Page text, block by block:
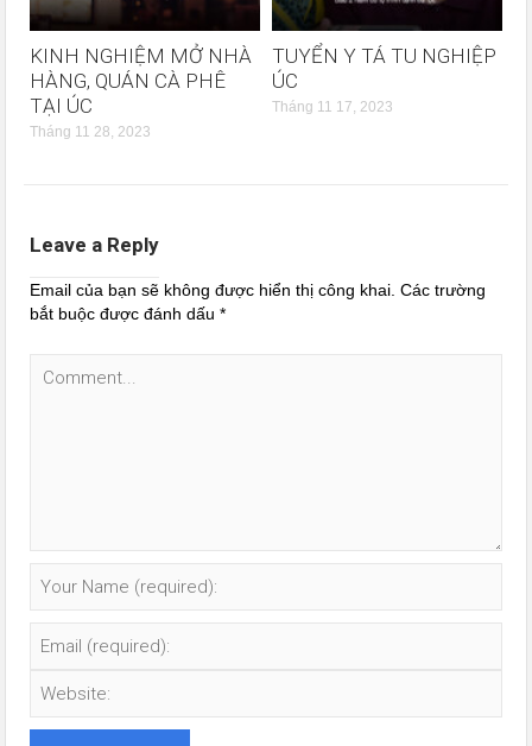
KINH NGHIỆM MỞ NHÀ
HÀNG, QUÁN CÀ PHÊ
TẠI ÚC
Tháng 11 28, 2023
TUYỂN Y TÁ TU NGHIỆP
ÚC
Tháng 11 17, 2023
Leave a Reply
Email của bạn sẽ không được hiển thị công khai. Các trường
bắt buộc được đánh dấu*